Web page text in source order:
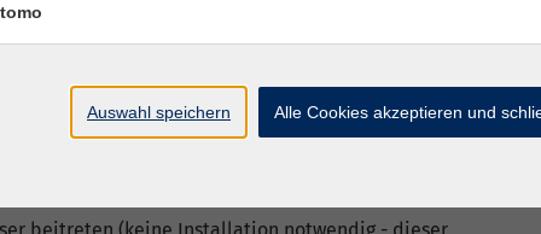
mit LAN-Kabel als im WLAN
auch ein Smartphone), jeweils mindestens
ggf. ein Kopfhörer, um ungestört von
und Webcam sind nicht erforderlich)
Stream/Meeting erfolgt über ein kleines
Auswahl speichern Alle Cookies akzeptieren und